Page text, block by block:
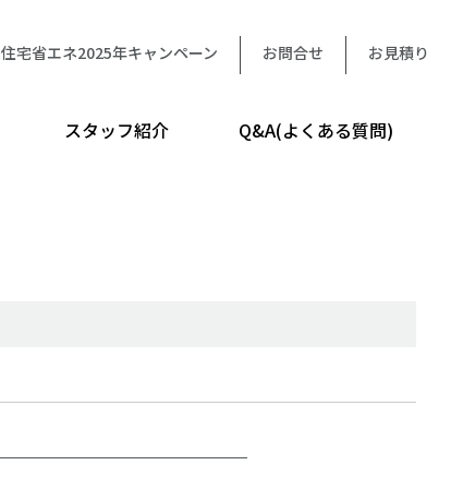
住宅省エネ2025年キャンペーン お問合せ お見積り
スタッフ紹介 Q&A(よくある質問)